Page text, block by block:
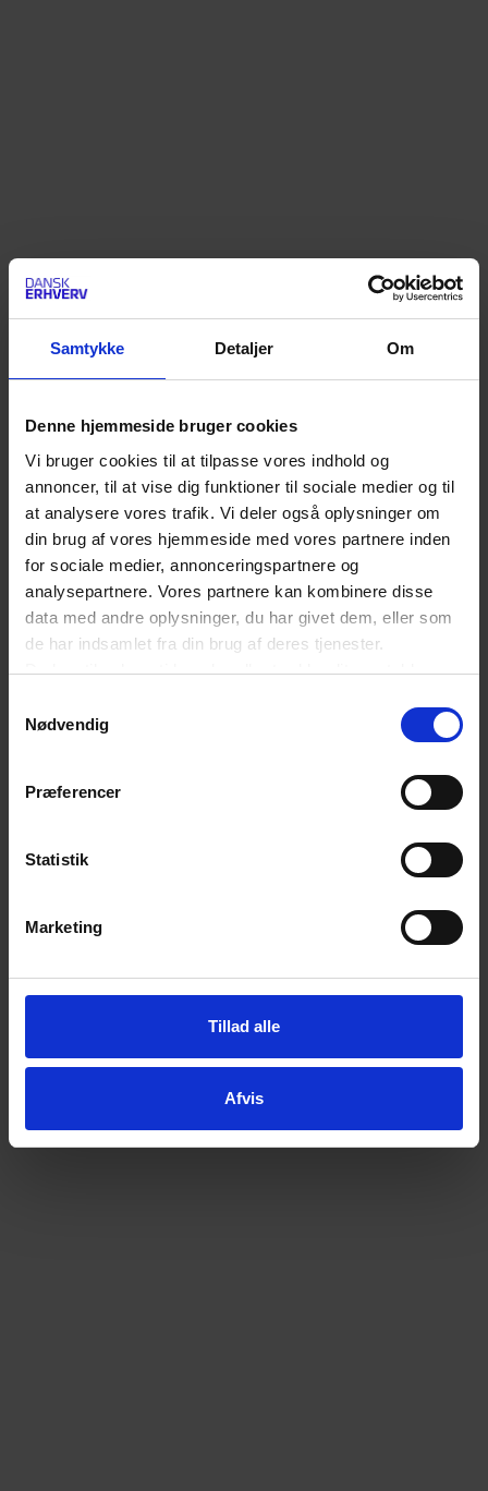
Samtykke Detaljer Om
Denne hjemmeside bruger cookies
Vi bruger cookies til at tilpasse vores indhold og
annoncer, til at vise dig funktioner til sociale medier og til
at analysere vores trafik. Vi deler også oplysninger om
din brug af vores hjemmeside med vores partnere inden
for sociale medier, annonceringspartnere og
analysepartnere. Vores partnere kan kombinere disse
data med andre oplysninger, du har givet dem, eller som
de har indsamlet fra din brug af deres tjenester.
Du kan til enhver tid ændre eller trække dit samtykke
hjørne på websitet.
Nødvendig
Præferencer
Statistik
Marketing
Tillad alle
Afvis
Sammen
om
Børsen